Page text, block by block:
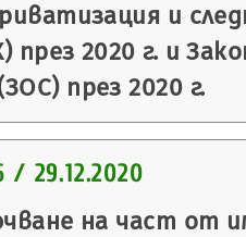
и
през 2020 г. и
през 2020 г.
/ 29.12.2020
на част от